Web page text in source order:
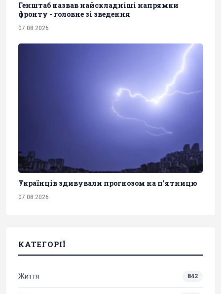
Генштаб назвав найскладніші напрямки
фронту - головне зі зведення
07.08.2026
Українців здивували прогнозом на п'ятницю
07.08.2026
КАТЕГОРІЇ
Життя 842